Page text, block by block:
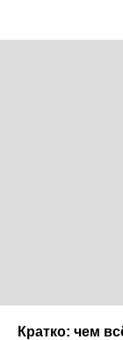
Кратко: чем